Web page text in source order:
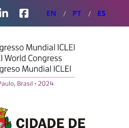
LinkedInFacebook
EN PT ES